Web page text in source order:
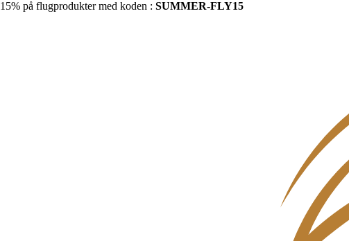
15% på flugprodukter med koden : SUMMER-FLY15